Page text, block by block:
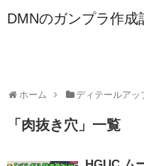
DMNのガンプラ作成
ホーム ディテールアッ
「 肉抜き穴 」 一覧